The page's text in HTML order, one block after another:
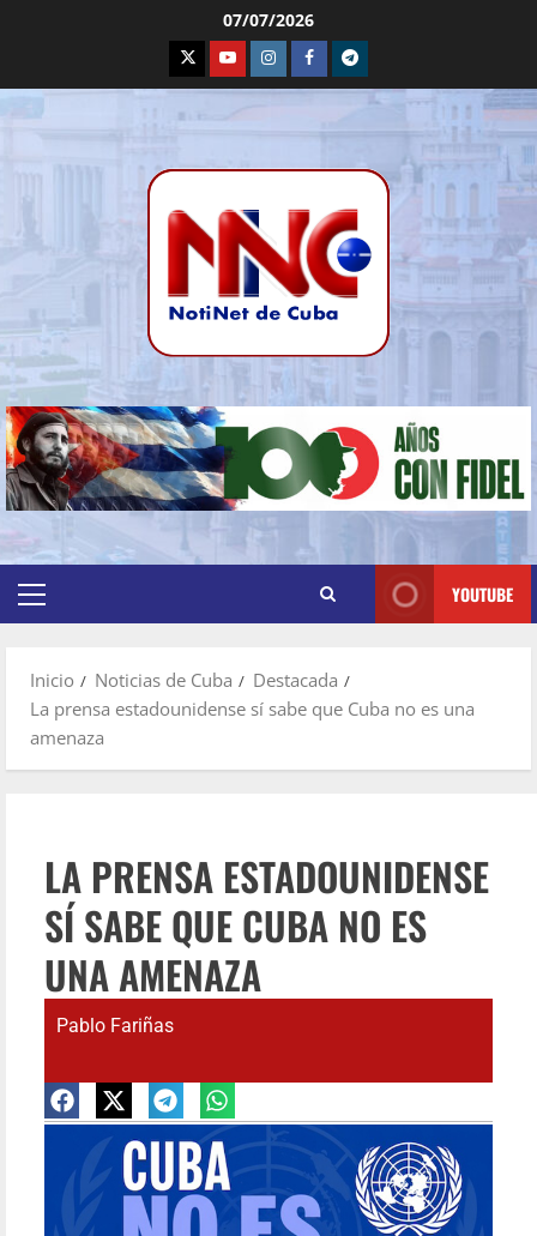
07/07/2026
YOUTUBE
Inicio Noticias de Cuba
Destacada
La prensa estadounidense sí sabe que Cuba no es una
amenaza
LA PRENSA ESTADOUNIDENSE
SÍ SABE QUE CUBA NO ES
UNA AMENAZA
Pablo Fariñas